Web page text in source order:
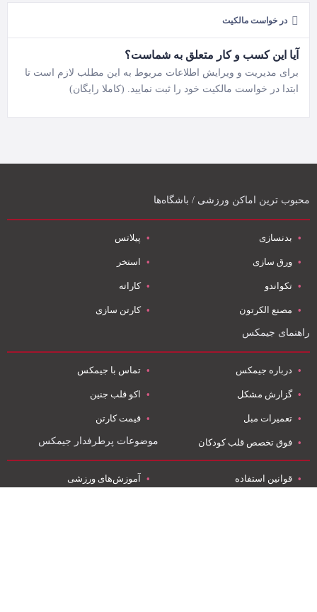
در خواست مالکیت
آیا این کسب و کار متعلق به شماست؟
برای مدیریت و ویرایش اطلاعات مربوط به این مطلب لازم است تا
ابتدا در خواست مالکیت خود را ثبت نمایید. (کاملا رایگان)
محبوب ترین اماکن ورزشی / باشگاه‌ها
بدنسازی پیلاتس
ورق سازی استخر
تکواندو کاراته
مصنع الکرتون کارتن سازی
راهنمای جیمکس
درباره جیمکس تماس با جیمکس
گزارش مشکل اکو قلب جنین
تعمیرات مبل قیمت کارتن
فوق تخصص قلب کودکان موضوعات پرطرفدار جیمکس
قوانین استفاده آموزش‌های ورزشی